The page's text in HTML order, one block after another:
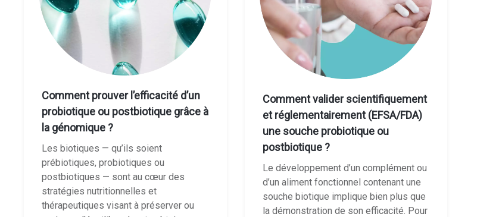
Comment prouver l’efficacité d’un
probiotique ou postbiotique grâce à
la génomique ?
Les biotiques — qu’ils soient
prébiotiques, probiotiques ou
postbiotiques — sont au cœur des
stratégies nutritionnelles et
thérapeutiques visant à préserver ou
Comment valider scientifiquement
et réglementairement (EFSA/FDA)
une souche probiotique ou
postbiotique ?
Le développement d’un complément ou
d’un aliment fonctionnel contenant une
souche biotique implique bien plus que
la démonstration de son efficacité. Pour